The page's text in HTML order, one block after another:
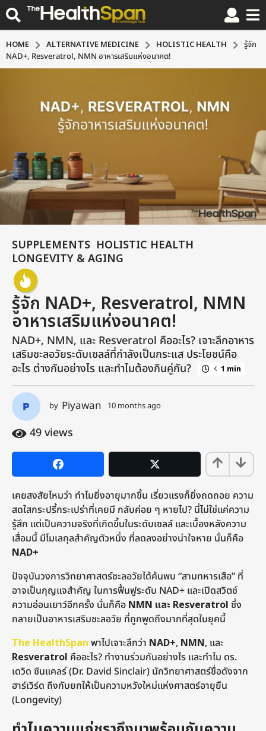
HOME ALTERNATIVE MEDICINE HOLISTIC HEALTH
รู้จัก
NAD+, Resveratrol, NMN อาหารเสริมแห่งอนาคต!
1
0
m
o
n
t
s
a
g
o
9
m
o
h
a
g
o
SUPPLEMENTS ,HOLISTIC HEALTH
LONGEVITY & AGING
รู้จัก NAD+, Resveratrol, NMN
อาหารเสริมแห่งอนาคต!
NAD+, NMN, และ Resveratrol คืออะไร? เจาะลึกอาหาร
เสริมชะลอวัยระดับเซลล์ที่กำลังเป็นกระแส ประโยชน์คือ
อะไร ต่างกันอย่างไร และทำไมต้องกินคู่กัน?
1 min
by Piyawan 10 months ago
t
g
o
49views
เคยสงสัยไหมว่า ทำไมยิ่งอายุมากขึ้น เรี่ยวแรงก็ยิ่งถดถอย ความ
สดใสกระปรี้กระเปร่าที่เคยมี กลับค่อย ๆ หายไป? นี่ไม่ใช่แค่ความ
รู้สึก แต่เป็นความจริงที่เกิดขึ้นในระดับเซลล์ และเบื้องหลังความ
เสื่อมนี้ มีโมเลกุลสำคัญตัวหนึ่ง ที่ลดลงอย่างน่าใจหาย นั่นก็คือ
NAD+
ปัจจุบันวงการวิทยาศาสตร์ชะลอวัยได้ค้นพบ “สามทหารเสือ” ที่
อาจเป็นกุญแจสำคัญ ในการฟื้นฟูระดับ NAD+ และเปิดสวิตช์
ความอ่อนเยาว์อีกครั้ง นั่นก็คือ NMN และ Resveratrol ซึ่ง
กลายเป็นอาหารเสริมชะลอวัย ที่ถูกพูดถึงมากที่สุดในยุคนี้
The HealthSpan พาไปเจาะลึกว่า NAD+, NMN, และ
Resveratrol คืออะไร? ทำงานร่วมกันอย่างไร และทำไม ดร.
เดวิด ซินแคลร์ (Dr. David Sinclair) นักวิทยาศาสตร์ชื่อดังจาก
ฮาร์เวิร์ด ถึงกับยกให้เป็นความหวังใหม่แห่งศาสตร์อายุยืน
(Longevity)